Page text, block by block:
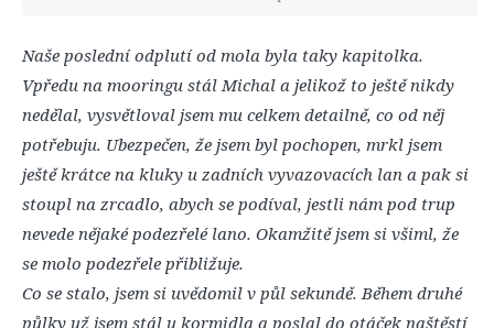
Naše poslední odplutí od mola byla taky kapitolka.
Vpředu na mooringu stál Michal a jelikož to ještě nikdy
nedělal, vysvětloval jsem mu celkem detailně, co od něj
potřebuju. Ubezpečen, že jsem byl pochopen, mrkl jsem
ještě krátce na kluky u zadních vyvazovacích lan a pak si
stoupl na zrcadlo, abych se podíval, jestli nám pod trup
nevede nějaké podezřelé lano. Okamžitě jsem si všiml, že
se molo podezřele přibližuje.
Co se stalo, jsem si uvědomil v půl sekundě. Během druhé
půlky už jsem stál u kormidla a poslal do otáček naštěstí